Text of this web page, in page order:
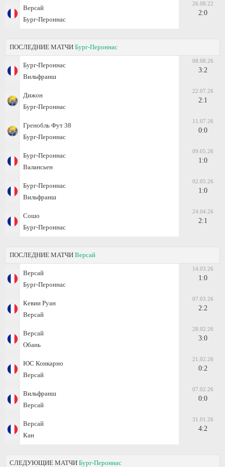
Версай
Бург-Пероннас
26.08.22
2:0
ПОСЛЕДНИЕ МАТЧИ Бург-Пероннас
Бург-Пероннас
Вильфранш
08.08.26
3:2
Дижон
Бург-Пероннас
22.07.26
2:1
Гренобль Фут 38
Бург-Пероннас
11.07.26
0:0
Бург-Пероннас
Валансьен
09.05.26
1:0
Бург-Пероннас
Вильфранш
02.05.26
1:0
Сошо
Бург-Пероннас
24.04.26
2:1
ПОСЛЕДНИЕ МАТЧИ Версай
Версай
Бург-Пероннас
14.03.26
1:0
Кевии Руан
Версай
07.03.26
2:2
Версай
Обань
28.02.26
3:0
ЮС Конкарно
Версай
21.02.26
0:2
Вильфранш
Версай
07.02.26
0:0
Версай
Кан
31.01.26
4:2
СЛЕДУЮЩИЕ МАТЧИ Бург-Пероннас